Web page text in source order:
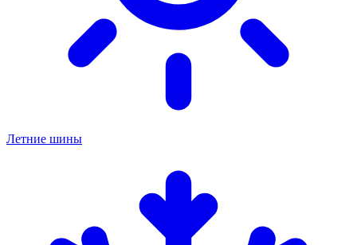
Летние шины